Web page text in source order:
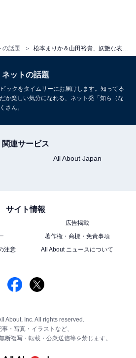
の話題
ネットの話題
ックをタイムリーにお届けします。知ってる
か楽しい気分になれる、ネット発「知ら（な
さん。
関連サービス
All About Japan
サイト情報
広告掲載
著作権・商標・免責事項
注意
All About ニュースについて
About, Inc. All rights reserved.
・写真・イラストなど、
断複写・転載・公衆送信等を禁じます。